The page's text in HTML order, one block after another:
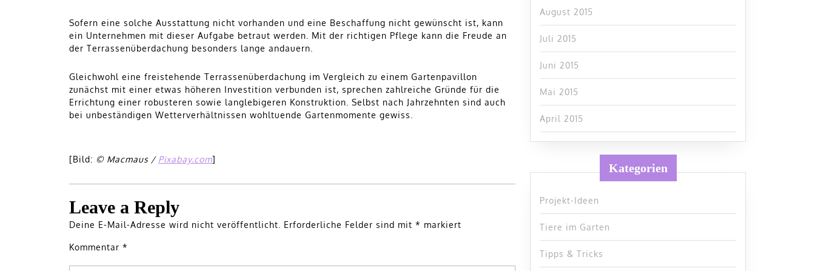
Sofern eine solche Ausstattung nicht vorhanden und eine Beschaffung nicht gewünscht ist, kann
ein Unternehmen mit dieser Aufgabe betraut werden. Mit der richtigen Pflege kann die Freude an
der Terrassenüberdachung besonders lange andauern.
Gleichwohl eine freistehende Terrassenüberdachung im Vergleich zu einem Gartenpavillon
zunächst mit einer etwas höheren Investition verbunden ist, sprechen zahlreiche Gründe für die
Errichtung einer robusteren sowie langlebigeren Konstruktion. Selbst nach Jahrzehnten sind auch
bei unbeständigen Wetterverhältnissen wohltuende Gartenmomente gewiss.
[Bild: © Macmaus / Pixabay.com]
Leave a Reply
Deine E-Mail-Adresse wird nicht veröffentlicht. Erforderliche Felder sind mit * markiert
Kommentar *
August 2015
Juli 2015
Juni 2015
Mai 2015
April 2015
Kategorien
Projekt-Ideen
Tiere im Garten
Tipps & Tricks